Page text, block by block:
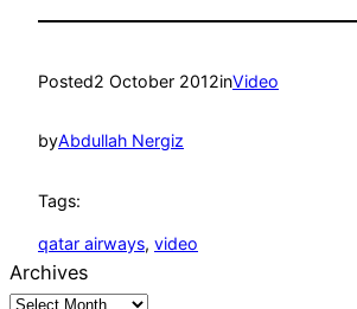
Posted2 October 2012inVideo
byAbdullah Nergiz
Tags:
qatar airways, video
Archives